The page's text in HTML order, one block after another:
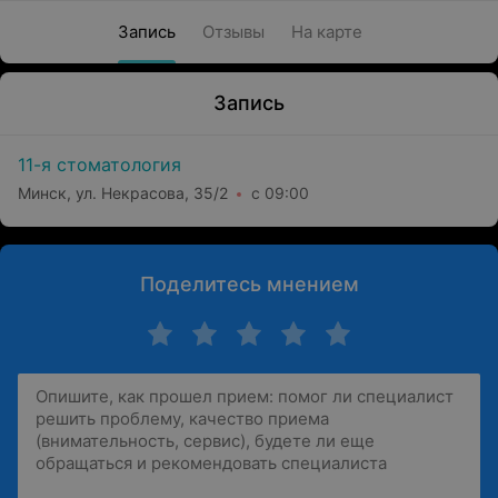
Запись Отзывы На карте
Запись
11-я стоматология
Минск, ул. Некрасова, 35/2 с 09:00
Поделитесь мнением